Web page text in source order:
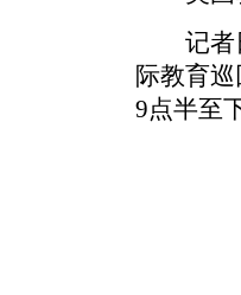
记者日
际教育
9点半至